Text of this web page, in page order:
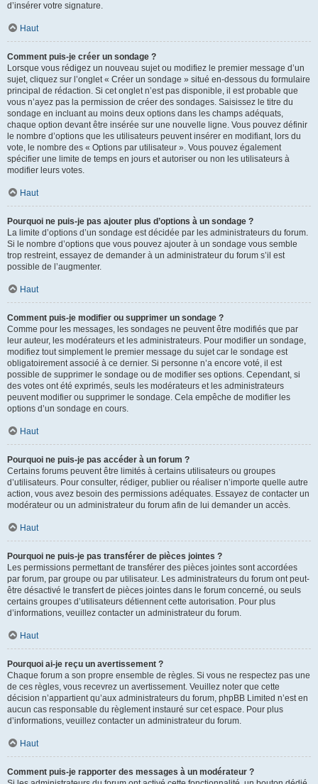
d’insérer votre signature.
Haut
Comment puis-je créer un sondage ?
Lorsque vous rédigez un nouveau sujet ou modifiez le premier message d’un
sujet, cliquez sur l’onglet « Créer un sondage » situé en-dessous du formulaire
principal de rédaction. Si cet onglet n’est pas disponible, il est probable que
vous n’ayez pas la permission de créer des sondages. Saisissez le titre du
sondage en incluant au moins deux options dans les champs adéquats,
chaque option devant être insérée sur une nouvelle ligne. Vous pouvez définir
le nombre d’options que les utilisateurs peuvent insérer en modifiant, lors du
vote, le nombre des « Options par utilisateur ». Vous pouvez également
spécifier une limite de temps en jours et autoriser ou non les utilisateurs à
modifier leurs votes.
Haut
Pourquoi ne puis-je pas ajouter plus d’options à un sondage ?
La limite d’options d’un sondage est décidée par les administrateurs du forum.
Si le nombre d’options que vous pouvez ajouter à un sondage vous semble
trop restreint, essayez de demander à un administrateur du forum s’il est
possible de l’augmenter.
Haut
Comment puis-je modifier ou supprimer un sondage ?
Comme pour les messages, les sondages ne peuvent être modifiés que par
leur auteur, les modérateurs et les administrateurs. Pour modifier un sondage,
modifiez tout simplement le premier message du sujet car le sondage est
obligatoirement associé à ce dernier. Si personne n’a encore voté, il est
possible de supprimer le sondage ou de modifier ses options. Cependant, si
des votes ont été exprimés, seuls les modérateurs et les administrateurs
peuvent modifier ou supprimer le sondage. Cela empêche de modifier les
options d’un sondage en cours.
Haut
Pourquoi ne puis-je pas accéder à un forum ?
Certains forums peuvent être limités à certains utilisateurs ou groupes
d’utilisateurs. Pour consulter, rédiger, publier ou réaliser n’importe quelle autre
action, vous avez besoin des permissions adéquates. Essayez de contacter un
modérateur ou un administrateur du forum afin de lui demander un accès.
Haut
Pourquoi ne puis-je pas transférer de pièces jointes ?
Les permissions permettant de transférer des pièces jointes sont accordées
par forum, par groupe ou par utilisateur. Les administrateurs du forum ont peut-
être désactivé le transfert de pièces jointes dans le forum concerné, ou seuls
certains groupes d’utilisateurs détiennent cette autorisation. Pour plus
d’informations, veuillez contacter un administrateur du forum.
Haut
Pourquoi ai-je reçu un avertissement ?
Chaque forum a son propre ensemble de règles. Si vous ne respectez pas une
de ces règles, vous recevrez un avertissement. Veuillez noter que cette
décision n’appartient qu’aux administrateurs du forum, phpBB Limited n’est en
aucun cas responsable du règlement instauré sur cet espace. Pour plus
d’informations, veuillez contacter un administrateur du forum.
Haut
Comment puis-je rapporter des messages à un modérateur ?